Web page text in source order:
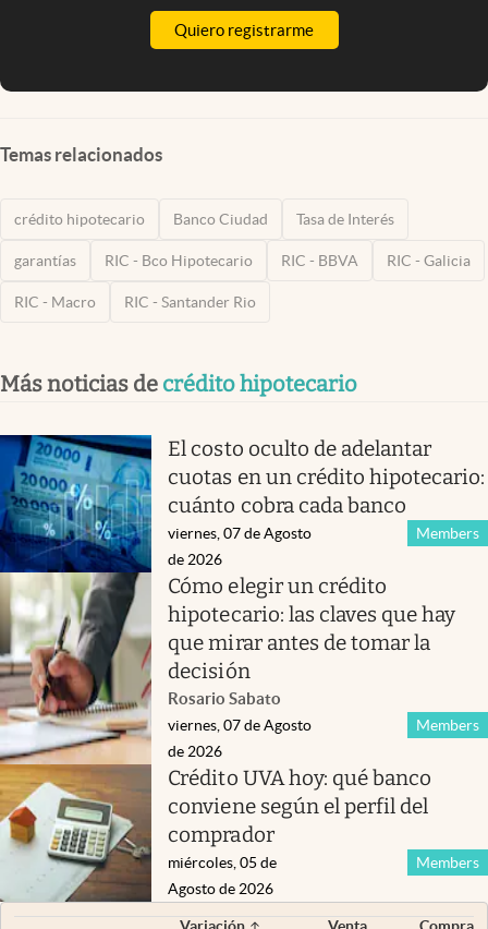
Quiero registrarme
Temas relacionados
crédito hipotecario Banco Ciudad Tasa de Interés
garantías RIC - Bco Hipotecario RIC - BBVA RIC - Galicia
RIC - Macro RIC - Santander Rio
Más noticias de crédito hipotecario
El costo oculto de adelantar
cuotas en un crédito hipotecario:
cuánto cobra cada banco
Members
viernes, 07 de Agosto
de 2026
Cómo elegir un crédito
hipotecario: las claves que hay
que mirar antes de tomar la
decisión
Rosario Sabato
Members
viernes, 07 de Agosto
de 2026
Crédito UVA hoy: qué banco
conviene según el perfil del
comprador
Members
miércoles, 05 de
Agosto de 2026